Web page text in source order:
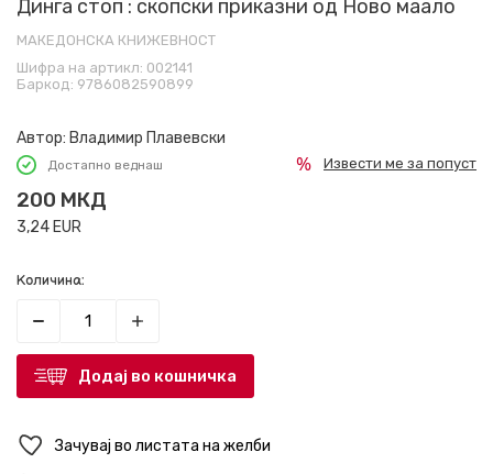
Динга стоп : скопски приказни од Ново маало
МАКЕДОНСКА КНИЖЕВНОСТ
Шифра на артикл: 002141
Баркод: 9786082590899
Автор: Владимир Плавевски
Достапно веднаш
200 МКД
3,24EUR
Извести ме за попуст
Количина:
Додај во кошничка
Зачувај во листата на желби